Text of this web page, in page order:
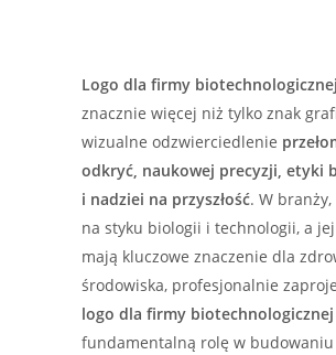
Logo dla firmy biotechnologicznej
znacznie więcej niż tylko znak
wizualne odzwierciedlenie
odkryć, naukowej precyzji, etyki
i nadziei na przyszłość. W
na styku biologii i technologii, a
mają kluczowe znaczenie dla
środowiska, profesjonalnie
logo dla firmy biotechnologicznej
fundamentalną rolę w budowaniu